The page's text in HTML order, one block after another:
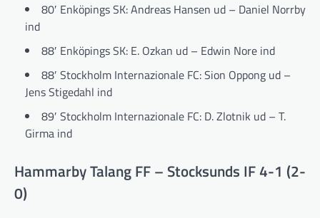
80′ Enköpings SK: Andreas Hansen ud – Daniel Norrby
ind
88′ Enköpings SK: E. Ozkan ud – Edwin Nore ind
88′ Stockholm Internazionale FC: Sion Oppong ud –
Jens Stigedahl ind
89′ Stockholm Internazionale FC: D. Zlotnik ud – T.
Girma ind
Hammarby Talang FF – Stocksunds IF 4-1 (2-
0)